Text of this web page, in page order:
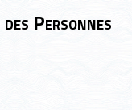
Personnes